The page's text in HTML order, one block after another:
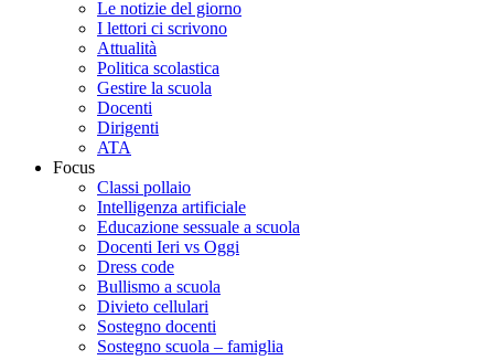
Le notizie del giorno
I lettori ci scrivono
Attualità
Politica scolastica
Gestire la scuola
Docenti
Dirigenti
ATA
Focus
Classi pollaio
Intelligenza artificiale
Educazione sessuale a scuola
Docenti Ieri vs Oggi
Dress code
Bullismo a scuola
Divieto cellulari
Sostegno docenti
Sostegno scuola – famiglia